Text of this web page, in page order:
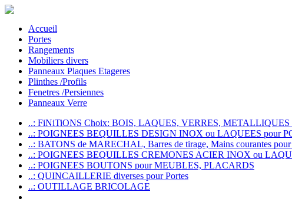
Accueil
Portes
Rangements
Mobiliers divers
Panneaux Plaques Etageres
Plinthes /Profils
Fenetres /Persiennes
Panneaux Verre
..: FiNiTiONS Choix: BOIS, LAQUES, VERRES, METALLIQUES
..: POIGNEES BEQUILLES DESIGN INOX ou LAQUEES pour
..: BATONS de MARECHAL, Barres de tirage, Mains courantes pour
..: POIGNEES BEQUILLES CREMONES ACIER INOX ou
..: POIGNEES BOUTONS pour MEUBLES, PLACARDS
..: QUINCAILLERIE diverses pour Portes
..: OUTILLAGE BRICOLAGE